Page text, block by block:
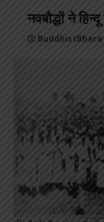
नवबौद्धों ने